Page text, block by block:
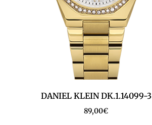
DANIEL KLEIN DK.1.14099-3
89,00€